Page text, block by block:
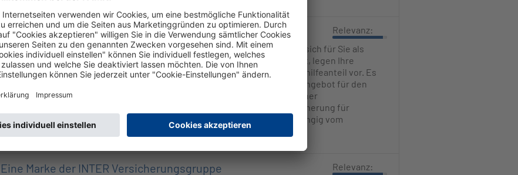
Private Krankenversicherung für hessische Polizeianwärter
Relevanz:
privaten Krankenversicherung zur Seite. Beihilfe? Was ist das? Das ändert sich für Sie als
angehenderBeamterSo kennen Sie es wahrscheinlich: Sie gehen zum Arzt, legen Ihre
Versicherungskarte vor – Arzt und [...] genheiten und finanzieren Ihren Beihilfeanteil vor. Es
funktioniert. Unser Angebot für den
Vorbereitungsdienst BeihilfeSorglos für Anwärter & Referendare [...] Offener
Hilfsmittelkatalog Bis zu 100% Leistung für Zahnersatz Pflegepflichtversicherung für
Beamtenanwärter
Pflichtversicherung für privat Krankenversicherte abhängig vom
Pflegegrad Zuschüsse für Pflegegeld
Eine Marke der INTER Versicherungsgruppe
Relevanz: